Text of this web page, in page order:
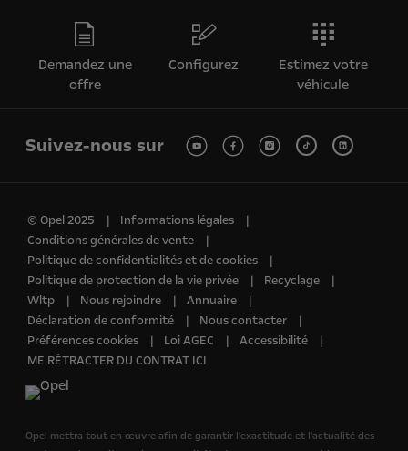
Demandez une
offre
Configurez
Estimez votre
véhicule
Suivez-nous sur
© Opel 2025
Informations légales
Conditions générales de vente
Politique de confidentialités et de cookies
Politique de protection de la vie privée
Recyclage
Wltp
Nous rejoindre
Annuaire
Déclaration de conformité
Nous contacter
Préférences cookies
Loi AGEC
Accessibilité
ME RÉTRACTER DU CONTRAT ICI
Opel mettra tout en œuvre afin de garantir l'exactitude et l'actualité des